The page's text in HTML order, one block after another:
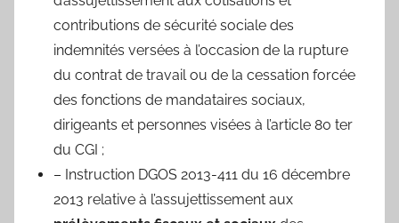
contributions de sécurité sociale des
indemnités versées à l’occasion de la rupture
du contrat de travail ou de la cessation forcée
des fonctions de mandataires sociaux,
dirigeants et personnes visées à l’article 80 ter
du CGI ;
– Instruction DGOS 2013-411 du 16 décembre
2013 relative à l’assujettissement aux